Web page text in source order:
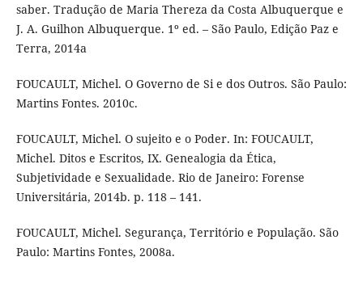
saber. Tradução de Maria Thereza da Costa Albuquerque e
J. A. Guilhon Albuquerque. 1º ed. – São Paulo, Edição Paz e
Terra, 2014a
FOUCAULT, Michel. O Governo de Si e dos Outros. São Paulo:
Martins Fontes. 2010c.
FOUCAULT, Michel. O sujeito e o Poder. In: FOUCAULT,
Michel. Ditos e Escritos, IX. Genealogia da Ética,
Subjetividade e Sexualidade. Rio de Janeiro: Forense
Universitária, 2014b. p. 118 – 141.
FOUCAULT, Michel. Segurança, Território e População. São
Paulo: Martins Fontes, 2008a.